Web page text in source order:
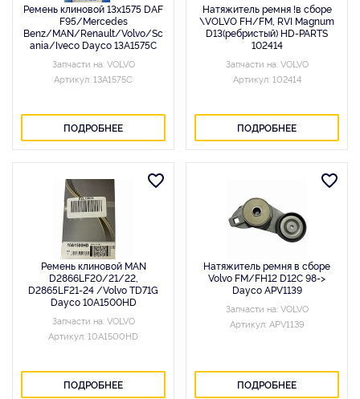
Ремень клиновой 13x1575 DAF
F95/Mercedes
Benz/MAN/Renault/Volvo/Sc
ania/Iveco Dayco 13A1575C
Запчасти на: VOLVO
Артикул: 13A1575C
ПОДРОБНЕЕ
Натяжитель ремня !в сборе
\VOLVO FH/FM, RVI Magnum
D13(ребристый) HD-PARTS
102414
Запчасти на: VOLVO
Артикул: 102414
ПОДРОБНЕЕ
Ремень клиновой MAN
D2866LF20/21/22,
D2865LF21-24 /Volvo TD71G
Dayco 10A1500HD
Запчасти на: VOLVO
Артикул: 10A1500HD
ПОДРОБНЕЕ
Натяжитель ремня в сборе
Volvo FM/FH12 D12C 98->
Dayco APV1139
Запчасти на: VOLVO
Артикул: APV1139
ПОДРОБНЕЕ